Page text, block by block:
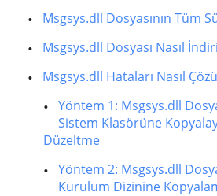
Msgsys.dll Dosyasının Tüm
Msgsys.dll Dosyası Nasıl
Msgsys.dll Hataları Nasıl
Yöntem 1: Msgsys.dll
Sistem Klasörüne
Düzeltme
Yöntem 2: Msgsys.dll
Kurulum Dizinine